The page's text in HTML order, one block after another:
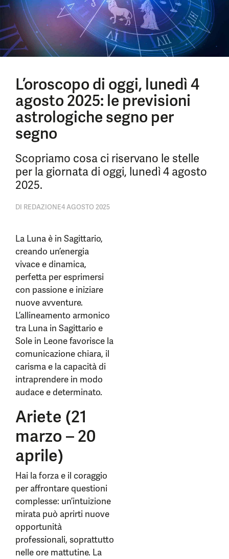
L’oroscopo di oggi, lunedì 4
agosto 2025: le previsioni
astrologiche segno per
segno
Scopriamo cosa ci riservano le stelle
per la giornata di oggi, lunedì 4 agosto
2025.
DI REDAZIONE4 AGOSTO 2025
La Luna è in Sagittario,
creando un’energia
vivace e dinamica,
perfetta per esprimersi
con passione e iniziare
nuove avventure.
L’allineamento armonico
tra Luna in Sagittario e
Sole in Leone favorisce la
comunicazione chiara, il
carisma e la capacità di
intraprendere in modo
audace e determinato.
Ariete (21
marzo – 20
aprile)
Hai la forza e il coraggio
per affrontare questioni
complesse: un’intuizione
mirata può aprirti nuove
opportunità
professionali, soprattutto
nelle ore mattutine. La